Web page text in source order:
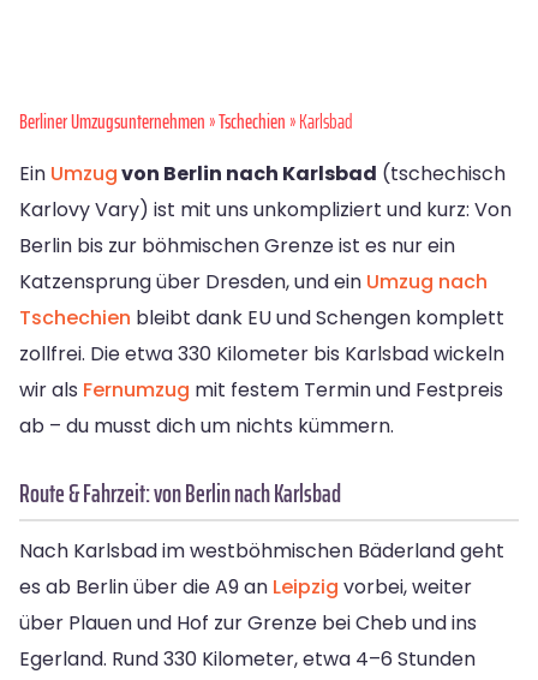
Berliner Umzugsunternehmen»Tschechien» Karlsbad
Ein Umzugvon Berlin nach Karlsbad (tschechisch
Karlovy Vary) ist mit uns unkompliziert und kurz: Von
Berlin bis zur böhmischen Grenze ist es nur ein
Katzensprung über Dresden, und ein Umzug nach
Tschechien bleibt dank EU und Schengen komplett
zollfrei. Die etwa 330 Kilometer bis Karlsbad wickeln
wir als Fernumzug mit festem Termin und Festpreis
ab – du musst dich um nichts kümmern.
Route & Fahrzeit: von Berlin nach Karlsbad
Nach Karlsbad im westböhmischen Bäderland geht
es ab Berlin über die A9 an Leipzig vorbei, weiter
über Plauen und Hof zur Grenze bei Cheb und ins
Egerland. Rund 330 Kilometer, etwa 4–6 Stunden